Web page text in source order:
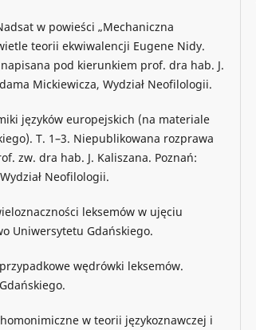
w powieści „Mechaniczna
teorii ekwiwalencji Eugene Nidy.
pod kierunkiem prof. dra hab. J.
Mickiewicza, Wydział Neofilologii.
języków europejskich (na materiale
T. 1–3. Niepublikowana rozprawa
zw. dra hab. J. Kaliszana. Poznań:
Neofilologii.
leksemów w ujęciu
Uniwersytetu Gdańskiego.
wędrówki leksemów.
w teorii językoznawczej i